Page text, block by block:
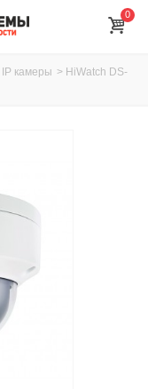
0
IP камеры > HiWatch DS-